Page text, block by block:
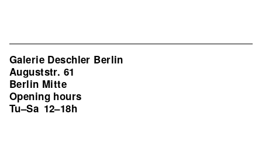
Galerie Deschler Berlin
Auguststr. 61
Berlin Mitte
Opening hours
Tu–Sa 12–18h